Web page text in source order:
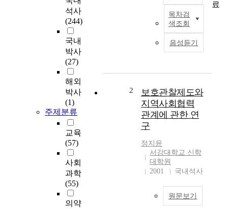
석사
(244)
국내
박사
(27)
해외
박사
(1)
주제분류
교육
(57)
사회
과학
(55)
의약
목차검
색조회
음성듣기
2
보호관찰제도와
지역사회협력
관계에 관한 연
구
정지윤
서강대학교 신학
대학원
2001
국내석사
원문보기
료